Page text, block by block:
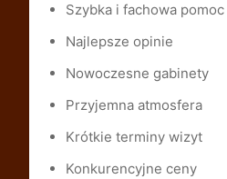
Szybka i fachowa pomoc
Najlepsze opinie
Nowoczesne gabinety
Przyjemna atmosfera
Krótkie terminy wizyt
Konkurencyjne ceny